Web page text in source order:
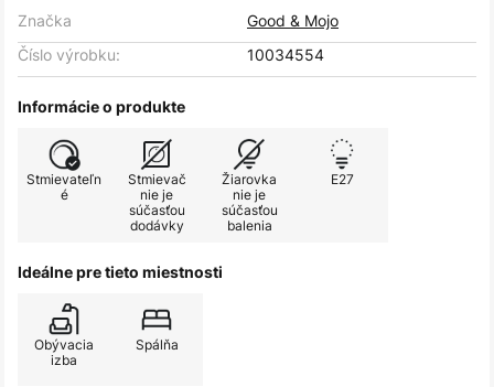
Značka
Good & Mojo
Číslo výrobku:
10034554
Informácie o produkte
Stmievateľn
é
Stmievač
nie je
súčasťou
dodávky
Žiarovka
nie je
súčasťou
balenia
E27
Ideálne pre tieto miestnosti
Obývacia
izba
Spálňa